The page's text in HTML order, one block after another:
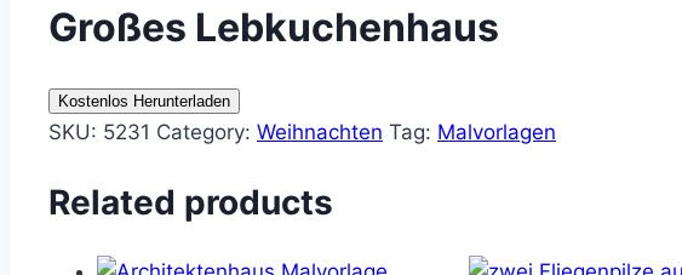
Großes Lebkuchenhaus
Kostenlos Herunterladen
SKU: 5231 Category: Weihnachten Tag: Malvorlagen
Related products